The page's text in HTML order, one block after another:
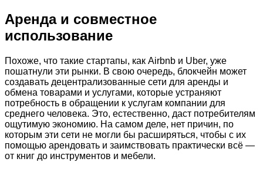
Аренда и совместное
использование
Похоже, что такие стартапы, как Airbnb и Uber, уже
пошатнули эти рынки. В свою очередь, блокчейн может
создавать децентрализованные сети для аренды и
обмена товарами и услугами, которые устраняют
потребность в обращении к услугам компании для
среднего человека. Это, естественно, даст потребителям
ощутимую экономию. На самом деле, нет причин, по
которым эти сети не могли бы расширяться, чтобы с их
помощью арендовать и заимствовать практически всё —
от книг до инструментов и мебели.